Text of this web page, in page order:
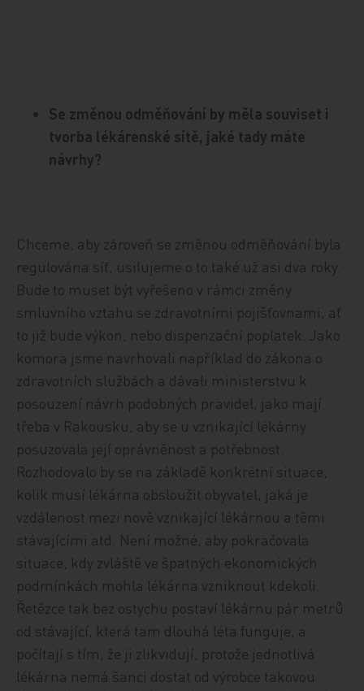
Se změnou odměňování by měla souviset i
tvorba lékárenské sítě, jaké tady máte
návrhy?
Chceme, aby zároveň se změnou odměňování byla
regulována síť, usilujeme o to také už asi dva roky.
Bude to muset být vyřešeno v rámci změny
smluvního vztahu se zdravotními pojišťovnami, ať
to již bude výkon, nebo dispenzační poplatek. Jako
komora jsme navrhovali například do zákona o
zdravotních službách a dávali ministerstvu k
posouzení návrh podobných pravidel, jako mají
třeba v Rakousku, aby se u vznikající lékárny
posuzovala její oprávněnost a potřebnost.
Rozhodovalo by se na základě konkrétní situace,
kolik musí lékárna obsloužit obyvatel, jaká je
vzdálenost mezi nově vznikající lékárnou a těmi
stávajícími atd. Není možné, aby pokračovala
situace, kdy zvláště ve špatných ekonomických
podmínkách mohla lékárna vzniknout kdekoli.
Řetězce tak bez ostychu postaví lékárnu pár metrů
od stávající, která tam dlouhá léta funguje, a
počítají s tím, že ji zlikvidují, protože jednotlivá
lékárna nemá šanci dostat od výrobce takovou